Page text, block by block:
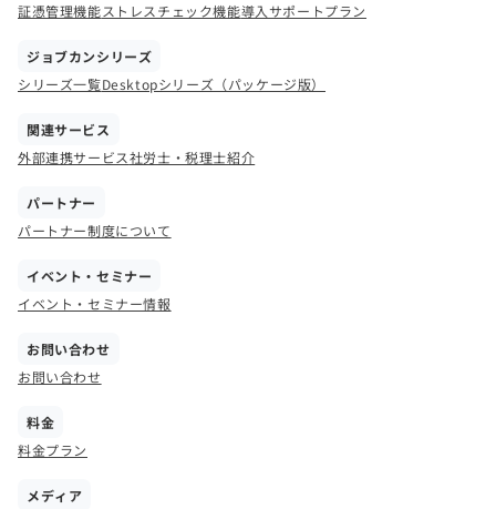
証憑管理機能ストレスチェック機能導入サポートプラン
ジョブカンシリーズ
シリーズ一覧Desktopシリーズ（パッケージ版）
関連サービス
外部連携サービス社労士・税理士紹介
パートナー
パートナー制度について
イベント・セミナー
イベント・セミナー情報
お問い合わせ
お問い合わせ
料金
料金プラン
メディア